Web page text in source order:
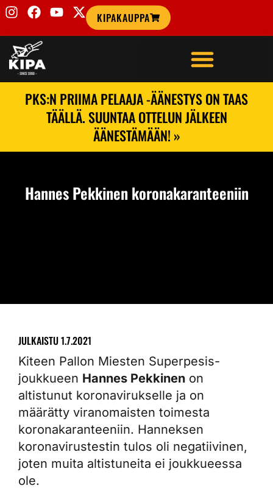
KIPAKAUPPA
PKS:N PRIIMA PELAAJA -ÄÄNESTYS ON TAAS
TÄÄLLÄ. SUUNTAA OTTELUN JÄLKEEN
ÄÄNESTÄMÄÄN! »
Hannes Pekkinen koronakaranteeniin
JULKAISTU1.7.2021
Kiteen Pallon Miesten Superpesis-
joukkueen Hannes Pekkinen on
altistunut koronavirukselle ja on
määrätty viranomaisten toimesta
koronakaranteeniin. Hanneksen
koronavirustestin tulos oli negatiivinen,
joten muita altistuneita ei joukkueessa
ole.